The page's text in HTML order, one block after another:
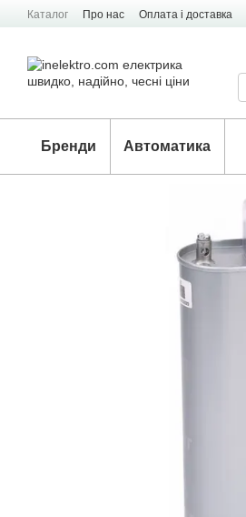
Перейти к основному контенту
Каталог Про нас Оплата і доставка
Бренди Автоматика